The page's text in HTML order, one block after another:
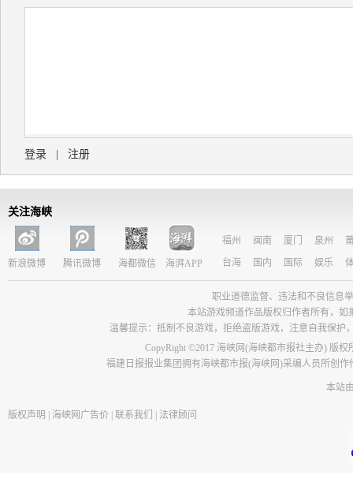
登录 注册
关注海峡
福州 闽南 厦门 泉州
台海
国内 国际 娱乐
新浪微博 腾讯微博 海都微信 海湃APP
职业道德监督、违法和不良信息举
本站游戏频道作品版权归作者所有，
温馨提示：抵制不良游戏，拒绝盗版游戏，注意自我保
CopyRight ©2017 海峡网(海峡都市报社主办) 版
福建日报报业集团拥有海峡都市报(海峡网)采编人员所创
本站
版权声明 海峡网广告价 联系我们 法律顾问